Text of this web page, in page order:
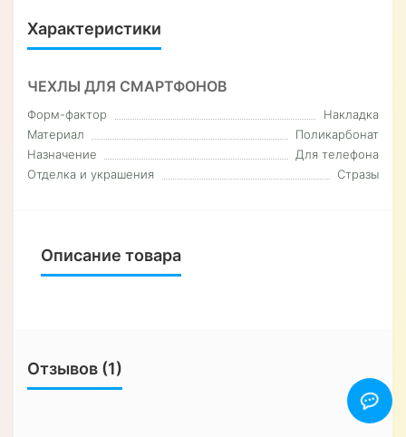
Характеристики
ЧЕХЛЫ ДЛЯ СМАРТФОНОВ
Форм-фактор
Накладка
Материал
Поликарбонат
Назначение
Для телефона
Отделка и украшения
Стразы
Описание товара
Отзывов (1)